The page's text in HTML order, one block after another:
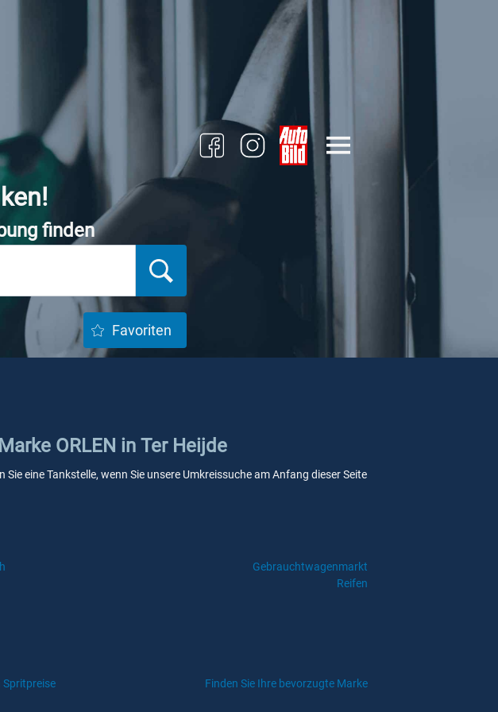
finden
Favoriten
ORLEN in Ter Heijde
eine Tankstelle, wenn Sie unsere Umkreissuche am Anfang dieser Seite
Gebrauchtwagenmarkt
Reifen
Spritpreise Finden Sie Ihre bevorzugte Marke